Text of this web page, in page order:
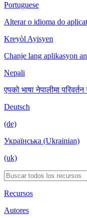
Portuguese
Alterar o idioma do
Kreyòl Ayisyen
Chanje lang aplikasyon
Nepali
एपको भाषा नेपालीमा
Deutsch
(de)
Українська (Ukrainian)
(uk)
Recursos
Autores